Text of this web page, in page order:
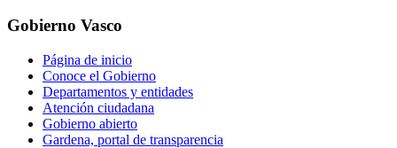
Gobierno Vasco
Página de inicio
Conoce el Gobierno
Departamentos y entidades
Atención ciudadana
Gobierno abierto
Gardena, portal de transparencia